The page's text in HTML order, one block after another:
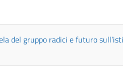
del gruppo radici e futuro